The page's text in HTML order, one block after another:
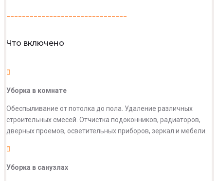
Что включено
Уборка в комнате
Обеспыливание от потолка до пола. Удаление различных
строительных смесей. Отчистка подоконников, радиаторов,
дверных проемов, осветительных приборов, зеркал и мебели.
Уборка в санузлах